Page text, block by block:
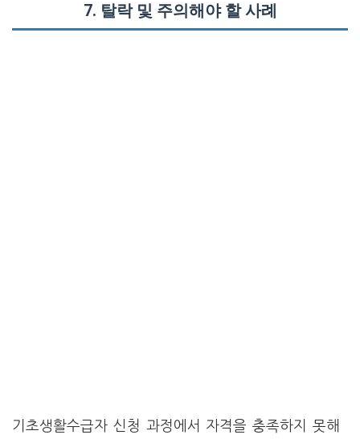
7. 탈락 및 주의해야 할 사례
기초생활수급자 신청 과정에서 자격을 충족하지 못해